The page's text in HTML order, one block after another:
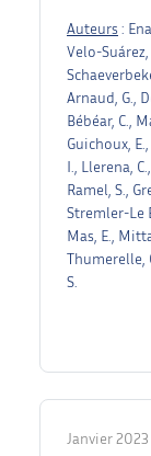
Auteurs :
Velo-Suárez,
Arnaud, G.,
Bébéar, C.,
Guichoux,
I., Llerena,
Ramel, S.,
Stremler-Le
Mas, E.,
Thumerelle,
S.
Janvier 2023